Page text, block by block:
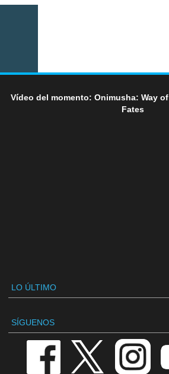
Vídeo del momento: Onimusha: Way
Fates
LO ÚLTIMO
SÍGUENOS